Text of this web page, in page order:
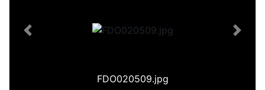
FDO020509.jpg
Previous Next